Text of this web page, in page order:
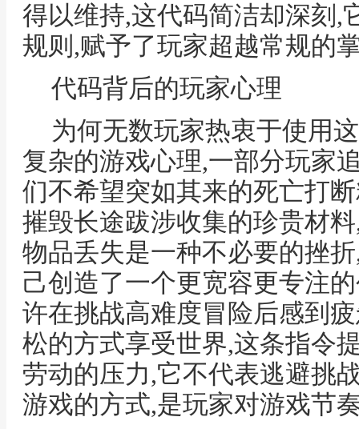
得以维持,这代码简洁却深刻,
规则,赋予了玩家超越常规的
代码背后的玩家心理
为何无数玩家热衷于使用
复杂的游戏心理,一部分玩家
们不希望突如其来的死亡打
摧毁长途跋涉收集的珍贵材
物品丢失是一种不必要的挫
己创造了一个更宽容更专注
许在挑战高难度冒险后感到
松的方式享受世界,这条指令
劳动的压力,它不代表逃避挑
游戏的方式,是玩家对游戏节